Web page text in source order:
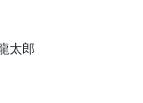
太郎